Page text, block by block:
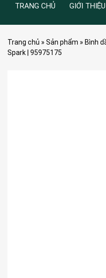
TRANG CHỦ GIỚI THIỆU
Trang chủ » Sản phẩm » Bình
Spark | 95975175